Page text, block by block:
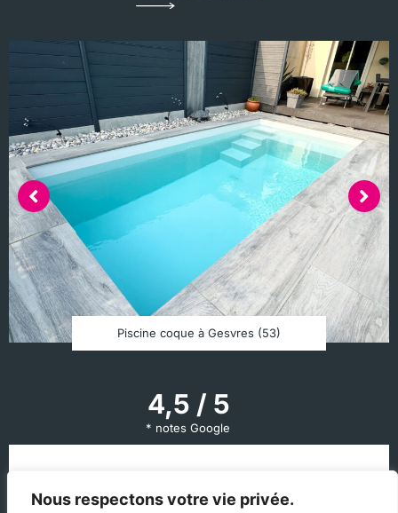
Nous respectons votre vie privée.
4,5 / 5
* notes Google
satisfaits
Piscine coque à Gesvres (53)